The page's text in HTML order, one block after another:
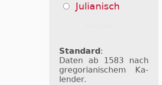
Julianisch
Standard :
Daten ab 1583 nach
gre­go­ri­a­ni­schem Ka­
len­der.